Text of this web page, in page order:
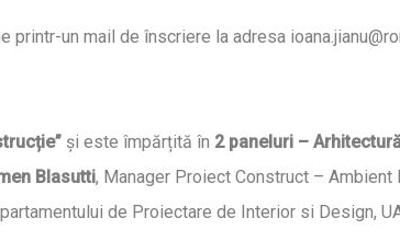
un mail de înscriere la adresa
ție” și este împărțită în 2 paneluri –
Blasutti, Manager Proiect Construct – Ambient
de Proiectare de Interior si Design,